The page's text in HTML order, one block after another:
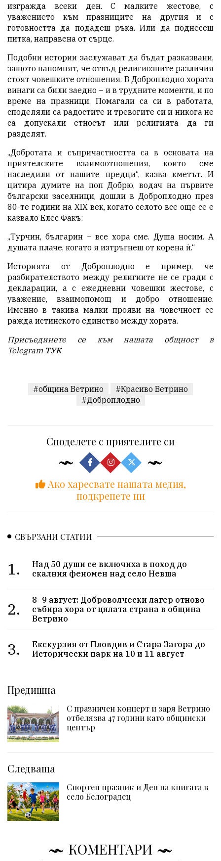
изгражда всеки ден. С малките жестове, с
уважението към празниците на другия и с
готовността да подадеш ръка. Или да поднесеш
питка, направена от сърце.
Подобни истории заслужават да бъдат разказвани,
защото напомнят, че отвъд религиозните различия
стоят човешките отношения. В Доброплодно хората
винаги са били заедно – и в трудните моменти, и по
време на празници. Помагали са си в работата,
споделяли са радостите и тревогите си и никога не
са допускали етносът или религията да ги
разделят.
„Добротата и съпричастността са в основата на
приятелските взаимоотношения, които сме
наследили от нашите предци“, казва кметът. И
цитира думите на поп Добрю, водач на първите
български заселници, дошли в Доброплодно през
80-те години на XIX век, когато селото все още се е
казвало Елес Факъ:
„Турчин, българин – все хора сме. Душа носим. А
душата плаче, когато я изтръгнеш от корена ѝ.“
Историята от Доброплодно е пример, че
разбирателството между религиите не се гради с
декларации, а с ежедневни човешки жестове, с
уважение, взаимопомощ и добро отношение.
Именно в такива малки прояви на човечност се
ражда истинското единство между хората.
Присъединете се към нашата общност в
Telegram ТУК
#община Ветрино
#Красиво Ветрино
#Доброплодно
Споделете с приятелите си
Ако харесвате нашата медия,
подкрепете ни
СВЪРЗАНИ СТАТИИ
1.
Над 50 души се включиха в поход до
скалния феномен над село Невша
2.
8–9 август: Доброволчески лагер отново
събира хора от цялата страна в община
Ветрино
3.
Екскурзия от Пловдив и Стара Загора до
Исторически парк на 10 и 11 август
Предишна
С празничен концерт и заря Ветрино
отбелязва 47 години като общински
център
Следваща
Спортен празник и Ден на книгата в
село Белоградец
КОМЕНТАРИ